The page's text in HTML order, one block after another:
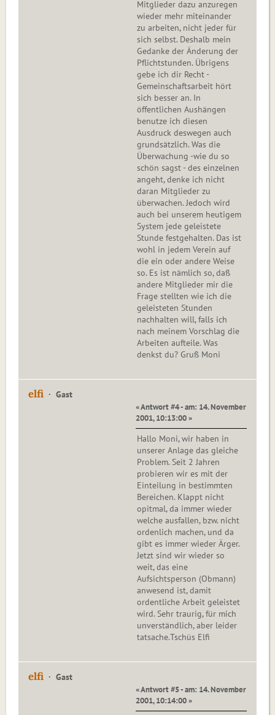
Mitglieder dazu anzuregen
wieder mehr miteinander
zu arbeiten, nicht jeder für
sich selbst. Deshalb mein
Gedanke der Änderung der
Pflichtstunden. Übrigens
gebe ich dir Recht -
Gemeinschaftsarbeit hört
sich besser an. In
öffentlichen Aushängen
benutze ich diesen
Ausdruck deswegen auch
grundsätzlich. Was die
Überwachung -wie du so
schön sagst - des einzelnen
angeht, denke ich nicht
daran Mitglieder zu
überwachen. Jedoch wird
auch bei unserem heutigem
System jede geleistete
Stunde festgehalten. Das ist
wohl in jedem Verein auf
die ein oder andere Weise
so. Es ist nämlich so, daß
andere Mitglieder mir die
Frage stellten wie ich die
geleisteten Stunden
nachhalten will, falls ich
nach meinem Vorschlag die
Arbeiten aufteile. Was
denkst du? Gruß Moni
elfi Gast
« Antwort #4 - am: 14. November
2001, 10:13:00 »
Hallo Moni, wir haben in
unserer Anlage das gleiche
Problem. Seit 2 Jahren
probieren wir es mit der
Einteilung in bestimmten
Bereichen. Klappt nicht
opitmal, da immer wieder
welche ausfallen, bzw. nicht
ordenlich machen, und da
gibt es immer wieder Ärger.
Jetzt sind wir wieder so
weit, das eine
Aufsichtsperson (Obmann)
anwesend ist, damit
ordentliche Arbeit geleistet
wird. Sehr traurig, für mich
unverständlich, aber leider
tatsache.Tschüs Elfi
elfi Gast
« Antwort #5 - am: 14. November
2001, 10:14:00 »